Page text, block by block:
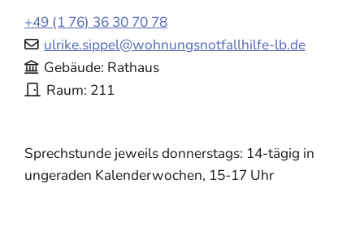
+49 (1 76) 36 30 70 78
ulrike.sippel@wohnungsnotfallhilfe-lb.de
Gebäude Rathaus
Raum 211
Sprechstunde jeweils donnerstags: 14-tägig in
ungeraden Kalenderwochen, 15-17 Uhr